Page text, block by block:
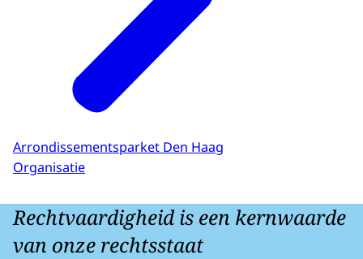
Arrondissementsparket Den Haag
Organisatie
Rechtvaardigheid is een kernwaarde
van onze rechtsstaat